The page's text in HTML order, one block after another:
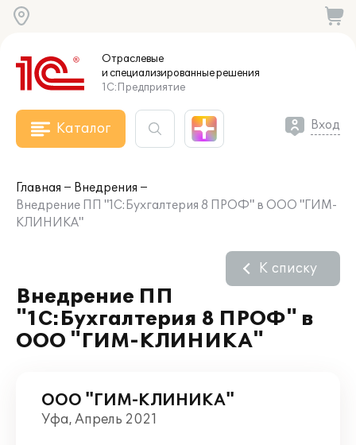
Отраслевые
и специализированныерешения
1С:Предприятие
Каталог Вход
Главная
Внедрения
Внедрение ПП "1С:Бухгалтерия 8 ПРОФ" в ООО "ГИМ-
КЛИНИКА"
Внедрение ПП
"1С:Бухгалтерия 8 ПРОФ" в
ООО "ГИМ-КЛИНИКА"
К списку
ООО "ГИМ-КЛИНИКА"
Уфа, Апрель 2021